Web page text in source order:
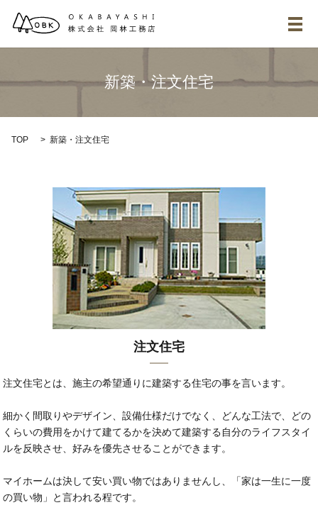
メ
新築・注文住宅
TOP 新築・注文住宅
注文住宅
注文住宅とは、施主の希望通りに建築する住宅の事を言います。
細かく間取りやデザイン、設備仕様だけでなく、どんな工法で、どの
くらいの費用をかけて建てるかを決めて建築する自分のライフスタイ
ルを反映させ、好みを優先させることができます。
マイホームは決して安い買い物ではありませんし、「家は一生に一度
の買い物」と言われる程です。